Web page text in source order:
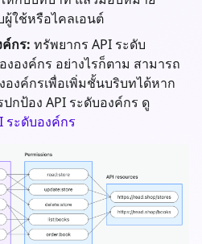
ใช้หรือไคลเอนต์
กร: ทรัพยากร API ระดับ
องค์กร อย่างไรก็ตาม สามารถ
งค์กรเพื่อเพิ่มชั้นบริบทได้หาก
กป้อง API ระดับองค์กร ดู
ระดับองค์กร